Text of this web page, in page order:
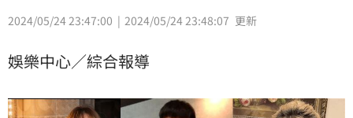
2024/05/24 23:47:00 2024/05/24 23:48:07 更新
娛樂中心／綜合報導